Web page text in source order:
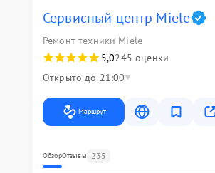
Сервисный центр Miele
Ремонт техники Miele
5,0245 оценки
Открыто до 21:00
Маршрут
ОбзорОтзывы 235